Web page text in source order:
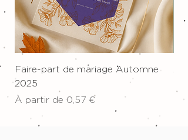
Faire-part de mariage Automne
2025
À partir de0,57 €
Prix promotionnel